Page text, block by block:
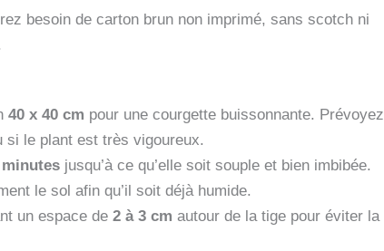
besoin de carton brun non imprimé, sans scotch ni
40 x 40 cm pour une courgette buissonnante. Prévoyez
si le plant est très vigoureux.
minutes jusqu’à ce qu’elle soit souple et bien imbibée.
le sol afin qu’il soit déjà humide.
un espace de 2 à 3 cm autour de la tige pour éviter la